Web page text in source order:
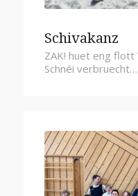
Schivakanz
ZAK! huet eng flott
Schnéi verbruecht…